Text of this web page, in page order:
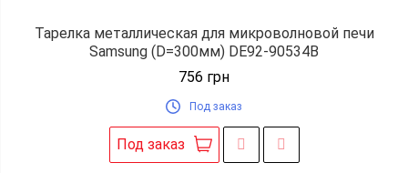
Тарелка металлическая для микроволновой печи
Samsung (D=300мм) DE92-90534B
756 грн
Под заказ
Под заказ